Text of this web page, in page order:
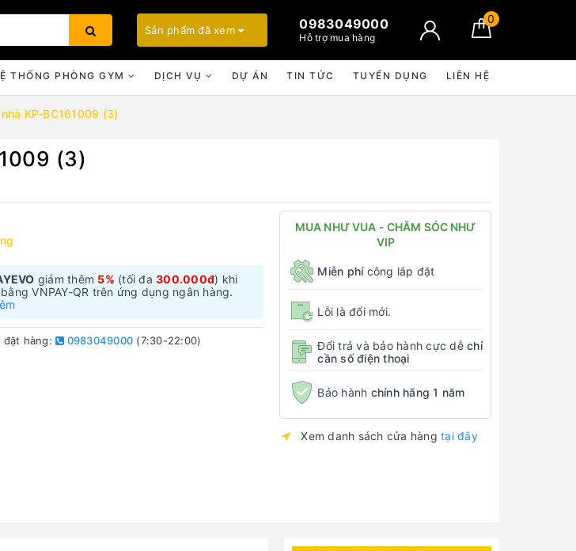
Sản phẩm đã xem 0983049000
Hỗ trợ mua hàng
0
THỐNG PHÒNG GYM DỊCH VỤ DỰ ÁN TIN TỨC TUYỂN DỤNG LIÊN HỆ
KP-BC161009 (3)
(3)
giảm thêm 5% (tối đa300.000đ) khi
VNPAY-QR trên ứng dụng ngân hàng.
đặt hàng: 0983049000 (7:30-22:00)
MUA NHƯ VUA - CHĂM SÓC NHƯ
VIP
Miễn phícông lắp đặt
Lỗi là đổi mới.
Đổi trả và bảo hành cực dễchỉ
cần số điện thoại
Bảo hành chính hãng 1 năm
Xem danh sách cửa hàngtại đây